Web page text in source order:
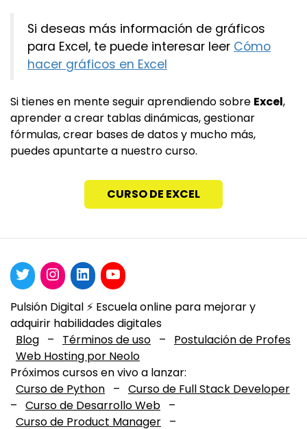
Si deseas más información de gráficos
para Excel, te puede interesar leer Cómo
hacer gráficos en Excel
Si tienes en mente seguir aprendiendo sobre Excel,
aprender a crear tablas dinámicas, gestionar
fórmulas, crear bases de datos y mucho más,
puedes apuntarte a nuestro curso.
CURSO DE EXCEL
Pulsión Digital ⚡️ Escuela online para mejorar y
adquirir habilidades digitales
Blog – Términos de uso –
Postulación de Profes
Web Hosting por Neolo
Próximos cursos en vivo a lanzar:
Curso de Python – Curso de Full Stack Developer
– Curso de Desarrollo Web –
Curso de Product Manager –